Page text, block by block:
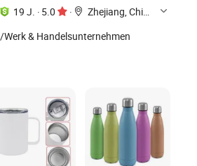
19 J. · 5.0 ·
Zhejiang, China
Werk & Handelsunternehmen